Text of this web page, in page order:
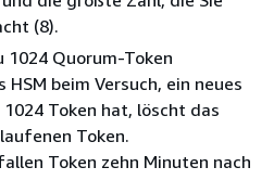
(8).
1024 Quorum-Token
HSM beim Versuch, ein neues
Token hat, löscht das
Token.
Token zehn Minuten nach